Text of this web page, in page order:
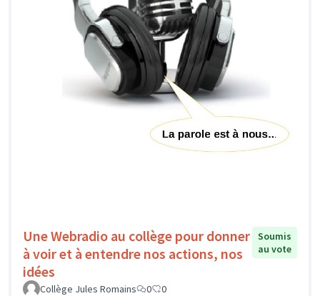
Une Webradio au collège pour donner
à voir et à entendre nos actions, nos
idées
Soumis
au vote
Collège Jules Romains 0 0